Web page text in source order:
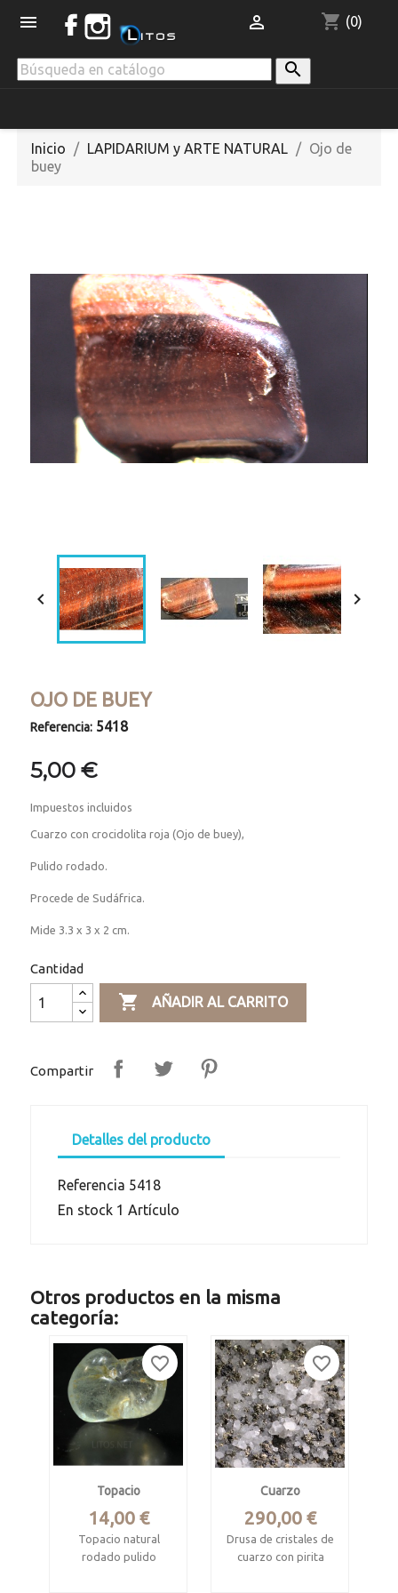
 shopping_cart (0)


Inicio LAPIDARIUM y ARTE NATURAL
Ojo de
buey
 
OJO DE BUEY
Referencia: 5418
5,00 €
Impuestos incluidos
Cuarzo con crocidolita roja (Ojo de buey),
Pulido rodado.
Procede de Sudáfrica.
Mide 3.3 x 3 x 2 cm.
Cantidad
 AÑADIR AL CARRITO
Compartir
Detalles del producto
Referencia 5418
En stock 1 Artículo
Otros productos en la misma
categoría:
Topacio
Precio
14,00 €
Topacio natural
rodado pulido
favorite_border
Cuarzo
Precio
290,00 €
Drusa de cristales de
cuarzo con pirita
favorite_border